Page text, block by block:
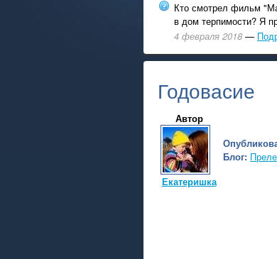
Кто смотрел фильм
в дом терпимости? Я
4 февраля 2018 —
Годовасие
Автор
Екатеришка
Блог: